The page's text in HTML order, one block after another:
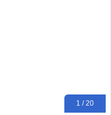
1 / 20